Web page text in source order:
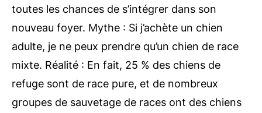
toutes les chances de s’intégrer dans son
nouveau foyer. Mythe : Si j’achète un chien
adulte, je ne peux prendre qu’un chien de race
mixte. Réalité : En fait, 25 % des chiens de
refuge sont de race pure, et de nombreux
groupes de sauvetage de races ont des chiens